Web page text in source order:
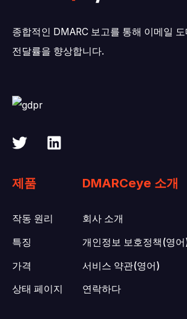
종합적인 DMARC 보고를 통해 이메일
전달률을 향상합니다.
제품
작동 원리
특징
가격
상태 페이지
DMARCeye 소개
회사 소개
개인정보 보호정책(영어
서비스 약관(영어)
연락하다